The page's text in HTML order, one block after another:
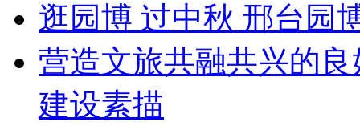
逛园博 过中秋 邢台园
营造文旅共融共兴的
建设素描